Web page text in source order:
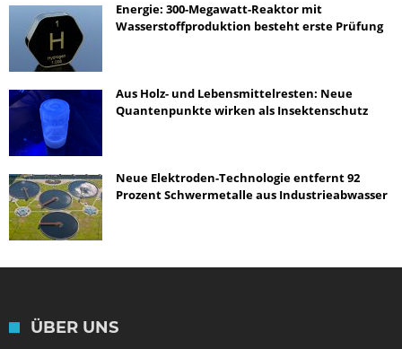
Energie: 300-Megawatt-Reaktor mit
Wasserstoffproduktion besteht erste Prüfung
Aus Holz- und Lebensmittelresten: Neue
Quantenpunkte wirken als Insektenschutz
Neue Elektroden-Technologie entfernt 92
Prozent Schwermetalle aus Industrieabwasser
ÜBER UNS